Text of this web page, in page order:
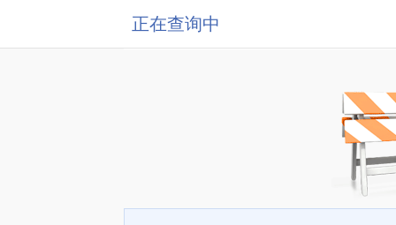
正在查询中